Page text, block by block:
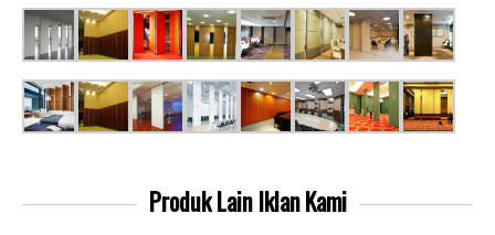
Produk LainIklan Kami